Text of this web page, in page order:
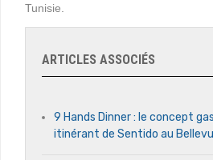
Tunisie.
ARTICLES ASSOCIÉS
9 Hands Dinner : le concept
itinérant de Sentido au